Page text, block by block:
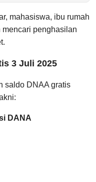
mahasiswa, ibu rumah
penghasilan
3 Juli 2025
saldo DNAA gratis
DANA